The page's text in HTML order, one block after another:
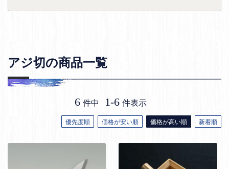
アジ切の商品一覧
優先度順 価格が安い順 価格が高い順 新着順
6 件中 1-6 件表示